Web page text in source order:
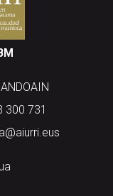
300 731